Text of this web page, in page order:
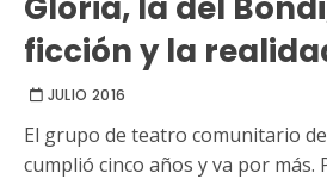
ficción y la
JULIO 2016
El grupo de teatro comunitario
cumplió cinco años y va por más.